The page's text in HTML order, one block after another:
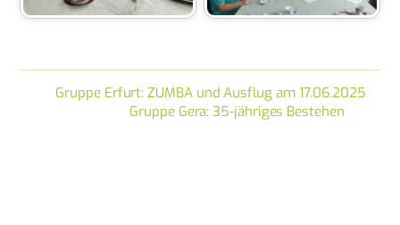
Gruppe Erfurt: ZUMBA und Ausflug am 17.06.2025
Gruppe Gera: 35-jähriges Bestehen